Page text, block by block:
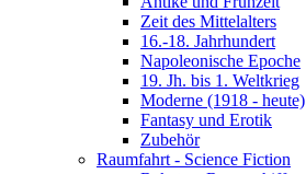
Zeit des Mittelalters
16.-18. Jahrhundert
Napoleonische Epoche
19. Jh. bis 1. Weltkrieg
Moderne (1918 - heute)
Fantasy und Erotik
Zubehör
Raumfahrt - Science Fiction